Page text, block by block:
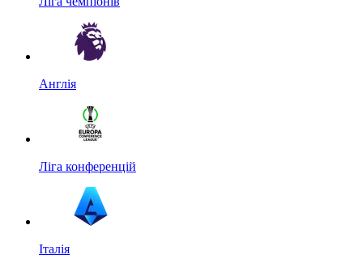
Англія
Ліга конференцій
Італія